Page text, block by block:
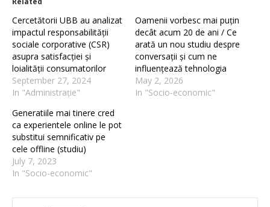
Cercetătorii UBB au analizat
impactul responsabilității
sociale corporative (CSR)
asupra satisfacției și
loialității consumatorilor
September 27, 2024
In "Administrație"
Oamenii vorbesc mai puțin
decât acum 20 de ani / Ce
arată un nou studiu despre
conversații și cum ne
influențează tehnologia
May 2, 2026
In "Socio-economic"
Generatiile mai tinere cred
ca experientele online le pot
substitui semnificativ pe
cele offline (studiu)
July 7, 2023
In "Socio-economic"